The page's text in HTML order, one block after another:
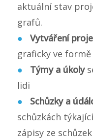
aktuální stav
grafů.
Vytváření
graficky ve
Týmy a úkoly
lidi
Schůzky a
schůzkách
zápisy ze